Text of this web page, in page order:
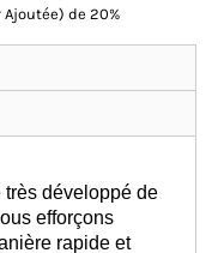
de 20%
développé de
efforçons
rapide et